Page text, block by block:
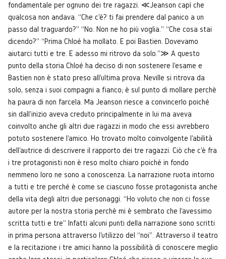
fondamentale per ognuno dei tre ragazzi. ≪Jeanson capì che
qualcosa non andava. “Che c'è? ti fai prendere dal panico a un
passo dal traguardo?” “No. Non ne ho più voglia.” “Che cosa stai
dicendo?” “Prima Chloé ha mollato. E poi Bastien. Dovevamo
aiutarci tutti e tre. E adesso mi ritrovo da solo.”≫ A questo
punto della storia Chloé ha deciso di non sostenere l'esame e
Bastien non è stato preso all'ultima prova. Neville si ritrova da
solo, senza i suoi compagni a fianco; è sul punto di mollare perchè
ha paura di non farcela. Ma Jeanson riesce a convincerlo poiché
sin dall'inizio aveva creduto principalmente in lui ma aveva
coinvolto anche gli altri due ragazzi in modo che essi avrebbero
potuto sostenere l'amico. Ho trovato molto coinvolgente l'abilità
dell'autrice di descrivere il rapporto dei tre ragazzi. Ciò che c'è fra
i tre protagonisti non è reso molto chiaro poiché in fondo
nemmeno loro ne sono a conoscenza. La narrazione ruota intorno
a tutti e tre perché è come se ciascuno fosse protagonista anche
della vita degli altri due personaggi. “Ho voluto che non ci fosse
autore per la nostra storia perchè mi è sembrato che l'avessimo
scritta tutti e tre” Infatti alcuni punti della narrazione sono scritti
in prima persona attraverso l'utilizzo del “noi”. Attraverso il teatro
e la recitazione i tre amici hanno la possibilità di conoscere meglio